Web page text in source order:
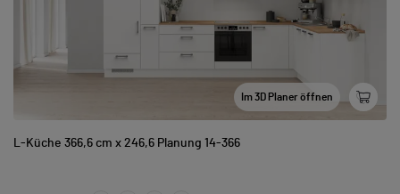
Im 3D Planer öffnen
L-Küche 366,6 cm x 246,6 Planung 14-366